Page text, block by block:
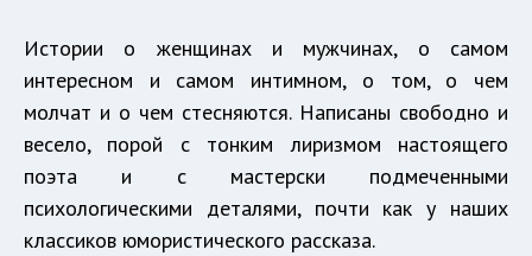
Истории о женщинах и мужчинах, о самом
интересном и самом интимном, о том, о чем
молчат и о чем стесняются. Написаны свободно и
весело, порой с тонким лиризмом настоящего
поэта и с мастерски подмеченными
психологическими деталями, почти как у наших
классиков юмористического рассказа.